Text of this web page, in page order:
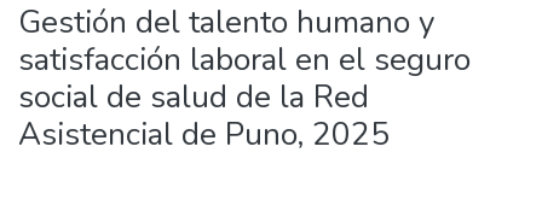
Gestión del talento humano y
satisfacción laboral en el seguro
social de salud de la Red
Asistencial de Puno, 2025